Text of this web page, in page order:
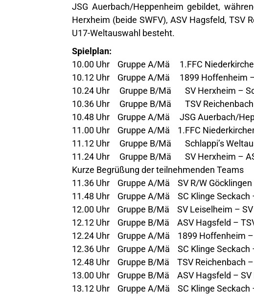
JSG Auerbach/Heppenheim gebildet,
Herxheim (beide SWFV), ASV Hagsfeld, TSV
U17-Weltauswahl besteht.
Spielplan:
10.00 Uhr Gruppe A/Mä 1.FFC
10.12 Uhr Gruppe A/Mä 1899 Hoffenheim –
10.24 Uhr Gruppe B/Mä SV Herxheim –
10.36 Uhr Gruppe B/Mä TSV Reichenbach
10.48 Uhr Gruppe A/Mä JSG Auerbach/
11.00 Uhr Gruppe A/Mä 1.FFC
11.12 Uhr Gruppe B/Mä Schlappi’s
11.24 Uhr Gruppe B/Mä SV Herxheim –
Kurze Begrüßung der teilnehmenden Teams
11.36 Uhr Gruppe A/Mä SV R/W Göcklingen
11.48 Uhr Gruppe A/Mä SC Klinge Seckach
12.00 Uhr Gruppe B/Mä SV Leiselheim – SV
12.12 Uhr Gruppe B/Mä ASV Hagsfeld –
12.24 Uhr Gruppe A/Mä 1899 Hoffenheim –
12.36 Uhr Gruppe A/Mä SC Klinge Seckach
12.48 Uhr Gruppe B/Mä TSV Reichenbach –
13.00 Uhr Gruppe B/Mä ASV Hagsfeld – SV
13.12 Uhr Gruppe A/Mä SC Klinge Seckach